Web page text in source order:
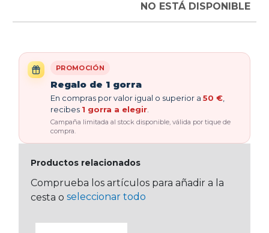
NO ESTÁ DISPONIBLE
PROMOCIÓN
Regalo de 1 gorra
En compras por valor igual o superior a 50 €
recibes 1 gorra a elegir
Campaña limitada al stock disponible, válida por tique de
compra.
Productos relacionados
Comprueba los artículos para añadir a la
cesta o seleccionar todo